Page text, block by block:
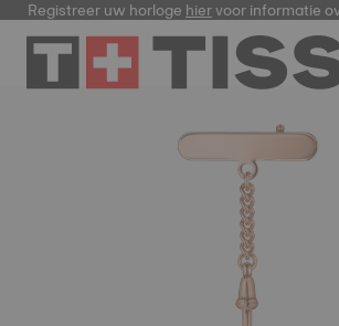
Registreer uw horlogehiervoor informatie